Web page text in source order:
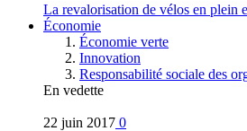
La revalorisation de vélos en plein
Économie
Économie verte
Innovation
Responsabilité sociale des
En vedette
22 juin 2017 0